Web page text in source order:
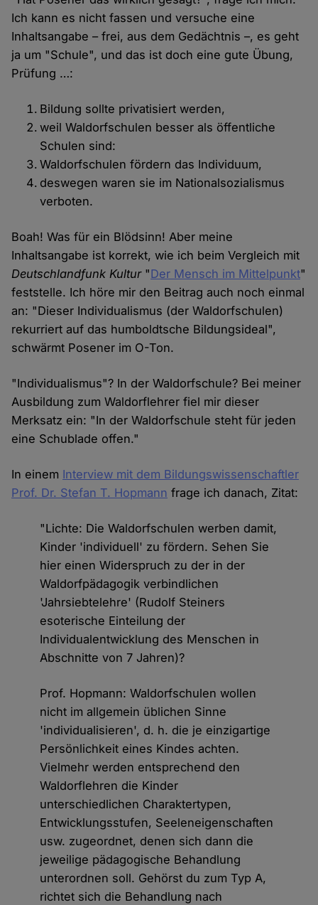
Ich kann es nicht fassen und versuche eine
Inhaltsangabe – frei, aus dem Gedächtnis –, es geht
ja um "Schule", und das ist doch eine gute Übung,
Prüfung …:
Bildung sollte privatisiert werden,
weil Waldorfschulen besser als öffentliche
Schulen sind:
Waldorfschulen fördern das Individuum,
deswegen waren sie im Nationalsozialismus
verboten.
Boah! Was für ein Blödsinn! Aber meine
Inhaltsangabe ist korrekt, wie ich beim Vergleich mit
Deutschlandfunk Kultur"Der Mensch im Mittelpunkt"
feststelle. Ich höre mir den Beitrag auch noch einmal
an: "Dieser Individualismus (der Waldorfschulen)
rekurriert auf das humboldtsche Bildungsideal",
schwärmt Posener im O-Ton.
"Individualismus"? In der Waldorfschule? Bei meiner
Ausbildung zum Waldorflehrer fiel mir dieser
Merksatz ein: "In der Waldorfschule steht für jeden
eine Schublade offen."
In einem Interview mit dem Bildungswissenschaftler
Prof. Dr. Stefan T. Hopmann frage ich danach, Zitat:
"Lichte: Die Waldorfschulen werben damit,
Kinder 'individuell' zu fördern. Sehen Sie
hier einen Widerspruch zu der in der
Waldorfpädagogik verbindlichen
'Jahrsiebtelehre' (Rudolf Steiners
esoterische Einteilung der
Individualentwicklung des Menschen in
Abschnitte von 7 Jahren)?
Prof. Hopmann: Waldorfschulen wollen
nicht im allgemein üblichen Sinne
'individualisieren', d. h. die je einzigartige
Persönlichkeit eines Kindes achten.
Vielmehr werden entsprechend den
Waldorflehren die Kinder
unterschiedlichen Charaktertypen,
Entwicklungsstufen, Seeleneigenschaften
usw. zugeordnet, denen sich dann die
jeweilige pädagogische Behandlung
unterordnen soll. Gehörst du zum Typ A,
richtet sich die Behandlung nach